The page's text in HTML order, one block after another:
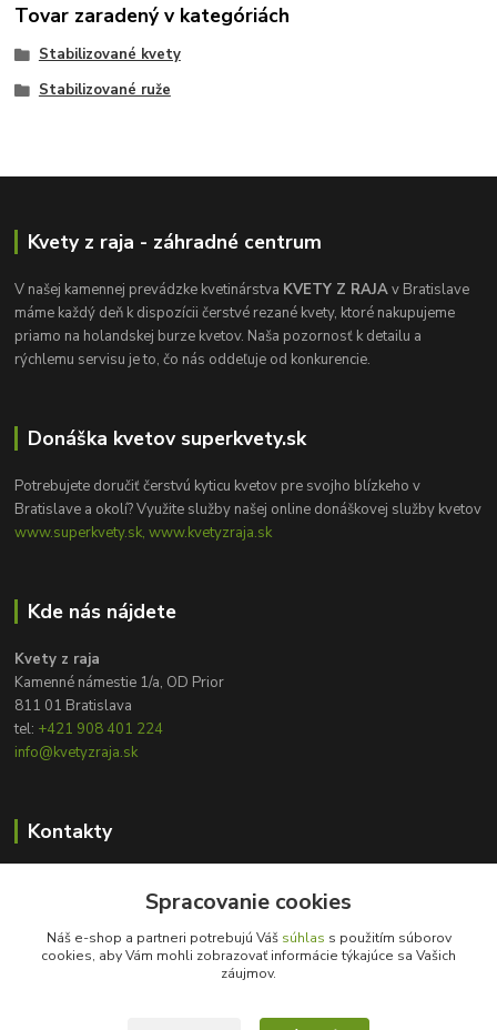
Tovar zaradený v kategóriách
Stabilizované kvety
Stabilizované ruže
Kvety z raja - záhradné centrum
V našej kamennej prevádzke kvetinárstva KVETY Z RAJAv Bratislave
máme každý deň k dispozícii čerstvé rezané kvety, ktoré nakupujeme
priamo na holandskej burze kvetov. Naša pozornosť k detailu a
rýchlemu servisu je to, čo nás oddeľuje od konkurencie.
Donáška kvetov superkvety.sk
Potrebujete doručiť čerstvú kyticu kvetov pre svojho blízkeho v
Bratislave a okolí? Využite služby našej online donáškovej služby kvetov
www.superkvety.sk, www.kvetyzraja.sk
Kde nás nájdete
Kvety z raja
Kamenné námestie 1/a, OD Prior
811 01 Bratislava
tel: +421 908 401 224
info@kvetyzraja.sk
Kontakty
+421 908 401 224
info@kvetyzraja.sk
Spracovanie cookies
Náš e-shop a partneri potrebujú Váš súhlas s použitím súborov
cookies, aby Vám mohli zobrazovať informácie týkajúce sa Vašich
záujmov.